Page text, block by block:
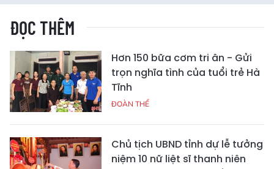
ĐỌC THÊM
Hơn 150 bữa cơm tri ân - Gửi
trọn nghĩa tình của tuổi trẻ Hà
Tĩnh
ĐOÀN THỂ
Chủ tịch UBND tỉnh dự lễ tưởng
niệm 10 nữ liệt sĩ thanh niên